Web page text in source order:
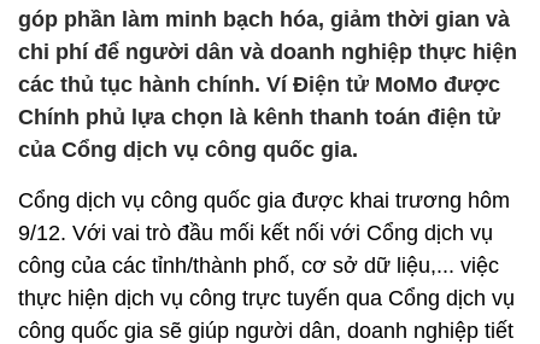
góp phần làm minh bạch hóa, giảm thời gian và
chi phí để người dân và doanh nghiệp thực hiện
các thủ tục hành chính. Ví Điện tử MoMo được
Chính phủ lựa chọn là kênh thanh toán điện tử
của Cổng dịch vụ công quốc gia.
Cổng dịch vụ công quốc gia được khai trương hôm
9/12. Với vai trò đầu mối kết nối với Cổng dịch vụ
công của các tỉnh/thành phố, cơ sở dữ liệu,... việc
thực hiện dịch vụ công trực tuyến qua Cổng dịch vụ
công quốc gia sẽ giúp người dân, doanh nghiệp tiết